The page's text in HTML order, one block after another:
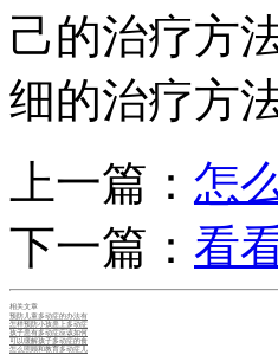
己的治疗方
细的治疗方
上一篇： 怎
下一篇： 看
相关文章
预防儿童多动症的办法有
怎样预防小孩患上多动症
孩子患有多动症应该如何
可以缓解孩子多动症的食
怎么照顾和教育多动症儿